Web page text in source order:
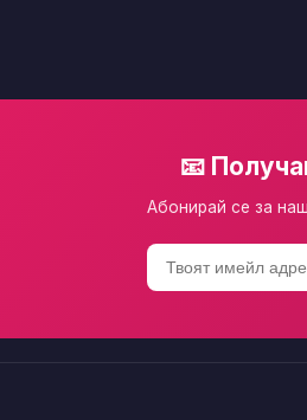
📧
Абонирай се за